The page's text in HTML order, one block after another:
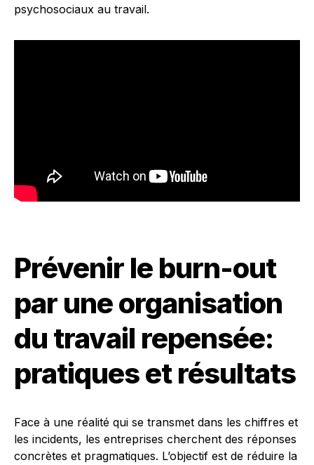
psychosociaux au travail.
Prévenir le burn-out
par une organisation
du travail repensée:
pratiques et résultats
Face à une réalité qui se transmet dans les chiffres et
les incidents, les entreprises cherchent des réponses
concrètes et pragmatiques. L’objectif est de réduire la